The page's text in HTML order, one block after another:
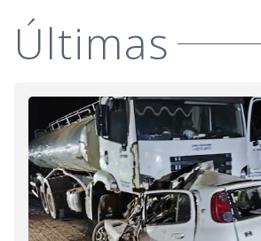
i
d
e
o
Últimas